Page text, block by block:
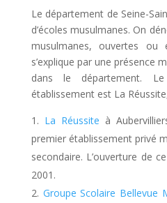
Le département de Seine-
d’écoles musulmanes. On
musulmanes, ouvertes
s’explique par une présence
dans le département.
établissement est La
La Réussite à
premier établissement privé
secondaire. L’ouverture de
2001.
Groupe Scolaire Bellevue